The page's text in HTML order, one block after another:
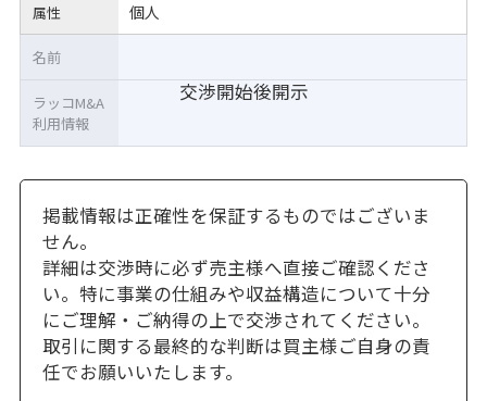
属性 個人
交渉開始後開示
名前
ラッコM&A
利用情報
掲載情報は正確性を保証するものではございま
せん。
詳細は交渉時に必ず売主様へ直接ご確認くださ
い。特に事業の仕組みや収益構造について十分
にご理解・ご納得の上で交渉されてください。
取引に関する最終的な判断は買主様ご自身の責
任でお願いいたします。